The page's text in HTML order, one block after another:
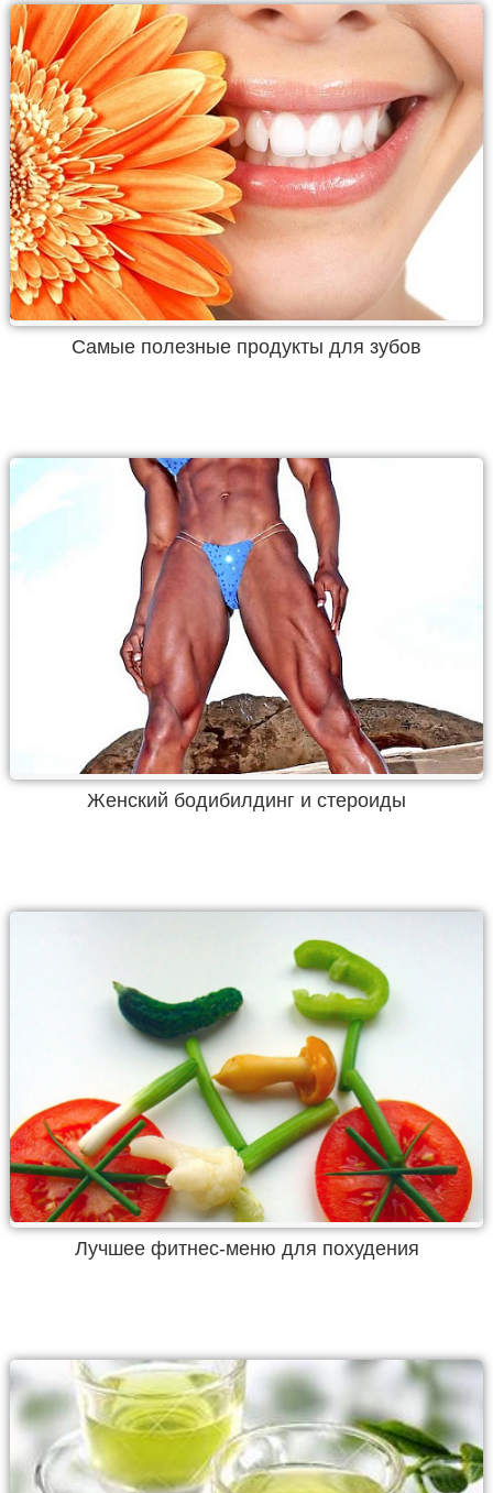
Самые полезные продукты для зубов
Женский бодибилдинг и стероиды
Лучшее фитнес-меню для похудения